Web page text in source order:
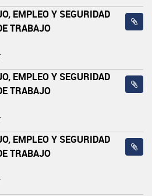
EMPLEO Y SEGURIDAD
TRABAJO
EMPLEO Y SEGURIDAD
TRABAJO
EMPLEO Y SEGURIDAD
TRABAJO